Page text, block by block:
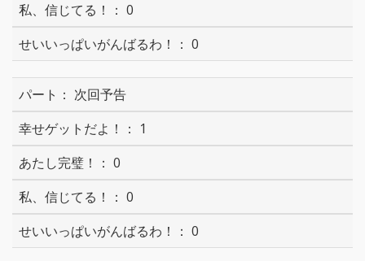
0
0
次回予告
1
0
0
0